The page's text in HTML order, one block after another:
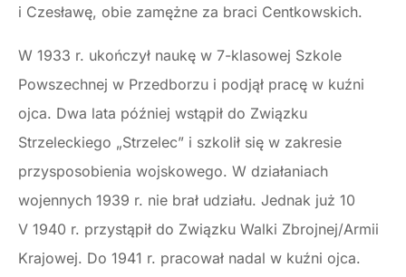
i Czesławę, obie zamężne za braci Centkowskich.
W 1933 r. ukończył naukę w 7-klasowej Szkole
Powszechnej w Przedborzu i podjął pracę w kuźni
ojca. Dwa lata później wstąpił do Związku
Strzeleckiego „Strzelec” i szkolił się w zakresie
przysposobienia wojskowego. W działaniach
wojennych 1939 r. nie brał udziału. Jednak już 10
V 1940 r. przystąpił do Związku Walki Zbrojnej/Armii
Krajowej. Do 1941 r. pracował nadal w kuźni ojca.